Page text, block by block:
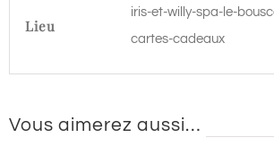
Lieu
iris-et-willy-spa-le-
cartes-cadeaux
Vous aimerez aussi…